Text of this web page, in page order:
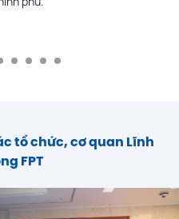
tổ chức, cơ quan Lĩnh
FPT